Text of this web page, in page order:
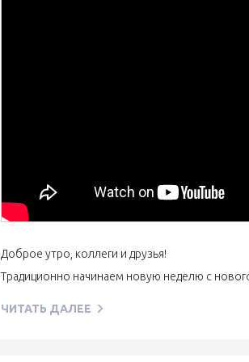
Доброе утро, коллеги и друзья!
Традиционно начинаем новую неделю с
ЧИТАТЬ ДАЛЕЕ